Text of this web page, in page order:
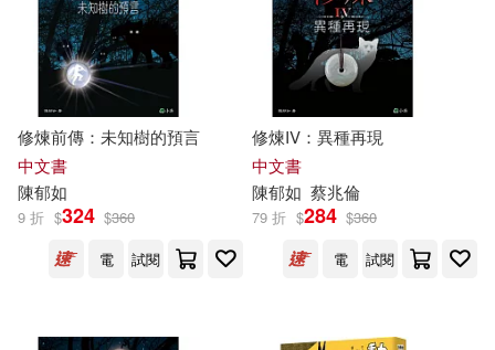
張舜淵(1)
曹文軒(1)
李德全(1) 李昱霖(1)
李桐豪(1) 李淑如(1)
修煉前傳：未知樹的預言
中文書
陳郁如
9 折 $324 $360
電
試閱
修煉IV：異種再現
中文書
陳郁如 蔡兆倫
79 折 $284 $360
電
試閱